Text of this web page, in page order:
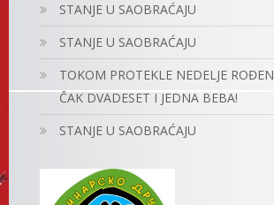
STANJE U SAOBRAĆAJU
STANJE U SAOBRAĆAJU
TOKOM PROTEKLE NEDELJE
ČAK DVADESET I JEDNA BEBA!
STANJE U SAOBRAĆAJU